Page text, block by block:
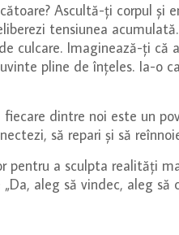
Ascultă-ți corpul și
tensiunea
culcare. Imaginează-ți
pline de înțeles. Ia-o
dintre noi este un
să repari și să
a sculpta realități
aleg să vindec, aleg să